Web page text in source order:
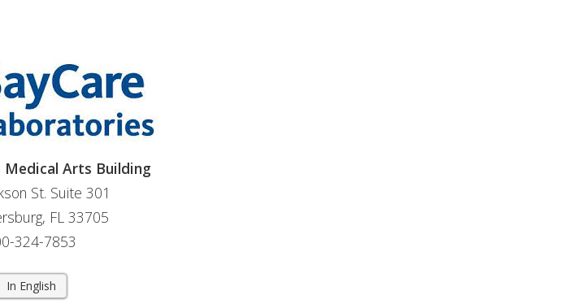
Medical Arts Building
St. Suite 301
FL 33705
324-7853
In English